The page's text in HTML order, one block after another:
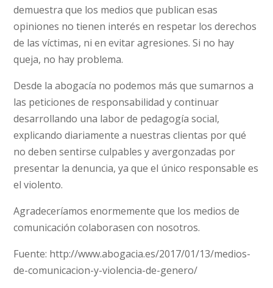
demuestra que los medios que publican esas
opiniones no tienen interés en respetar los derechos
de las víctimas, ni en evitar agresiones. Si no hay
queja, no hay problema.
Desde la abogacía no podemos más que sumarnos a
las peticiones de responsabilidad y continuar
desarrollando una labor de pedagogía social,
explicando diariamente a nuestras clientas por qué
no deben sentirse culpables y avergonzadas por
presentar la denuncia, ya que el único responsable es
el violento.
Agradeceríamos enormemente que los medios de
comunicación colaborasen con nosotros.
Fuente: http://www.abogacia.es/2017/01/13/medios-
de-comunicacion-y-violencia-de-genero/